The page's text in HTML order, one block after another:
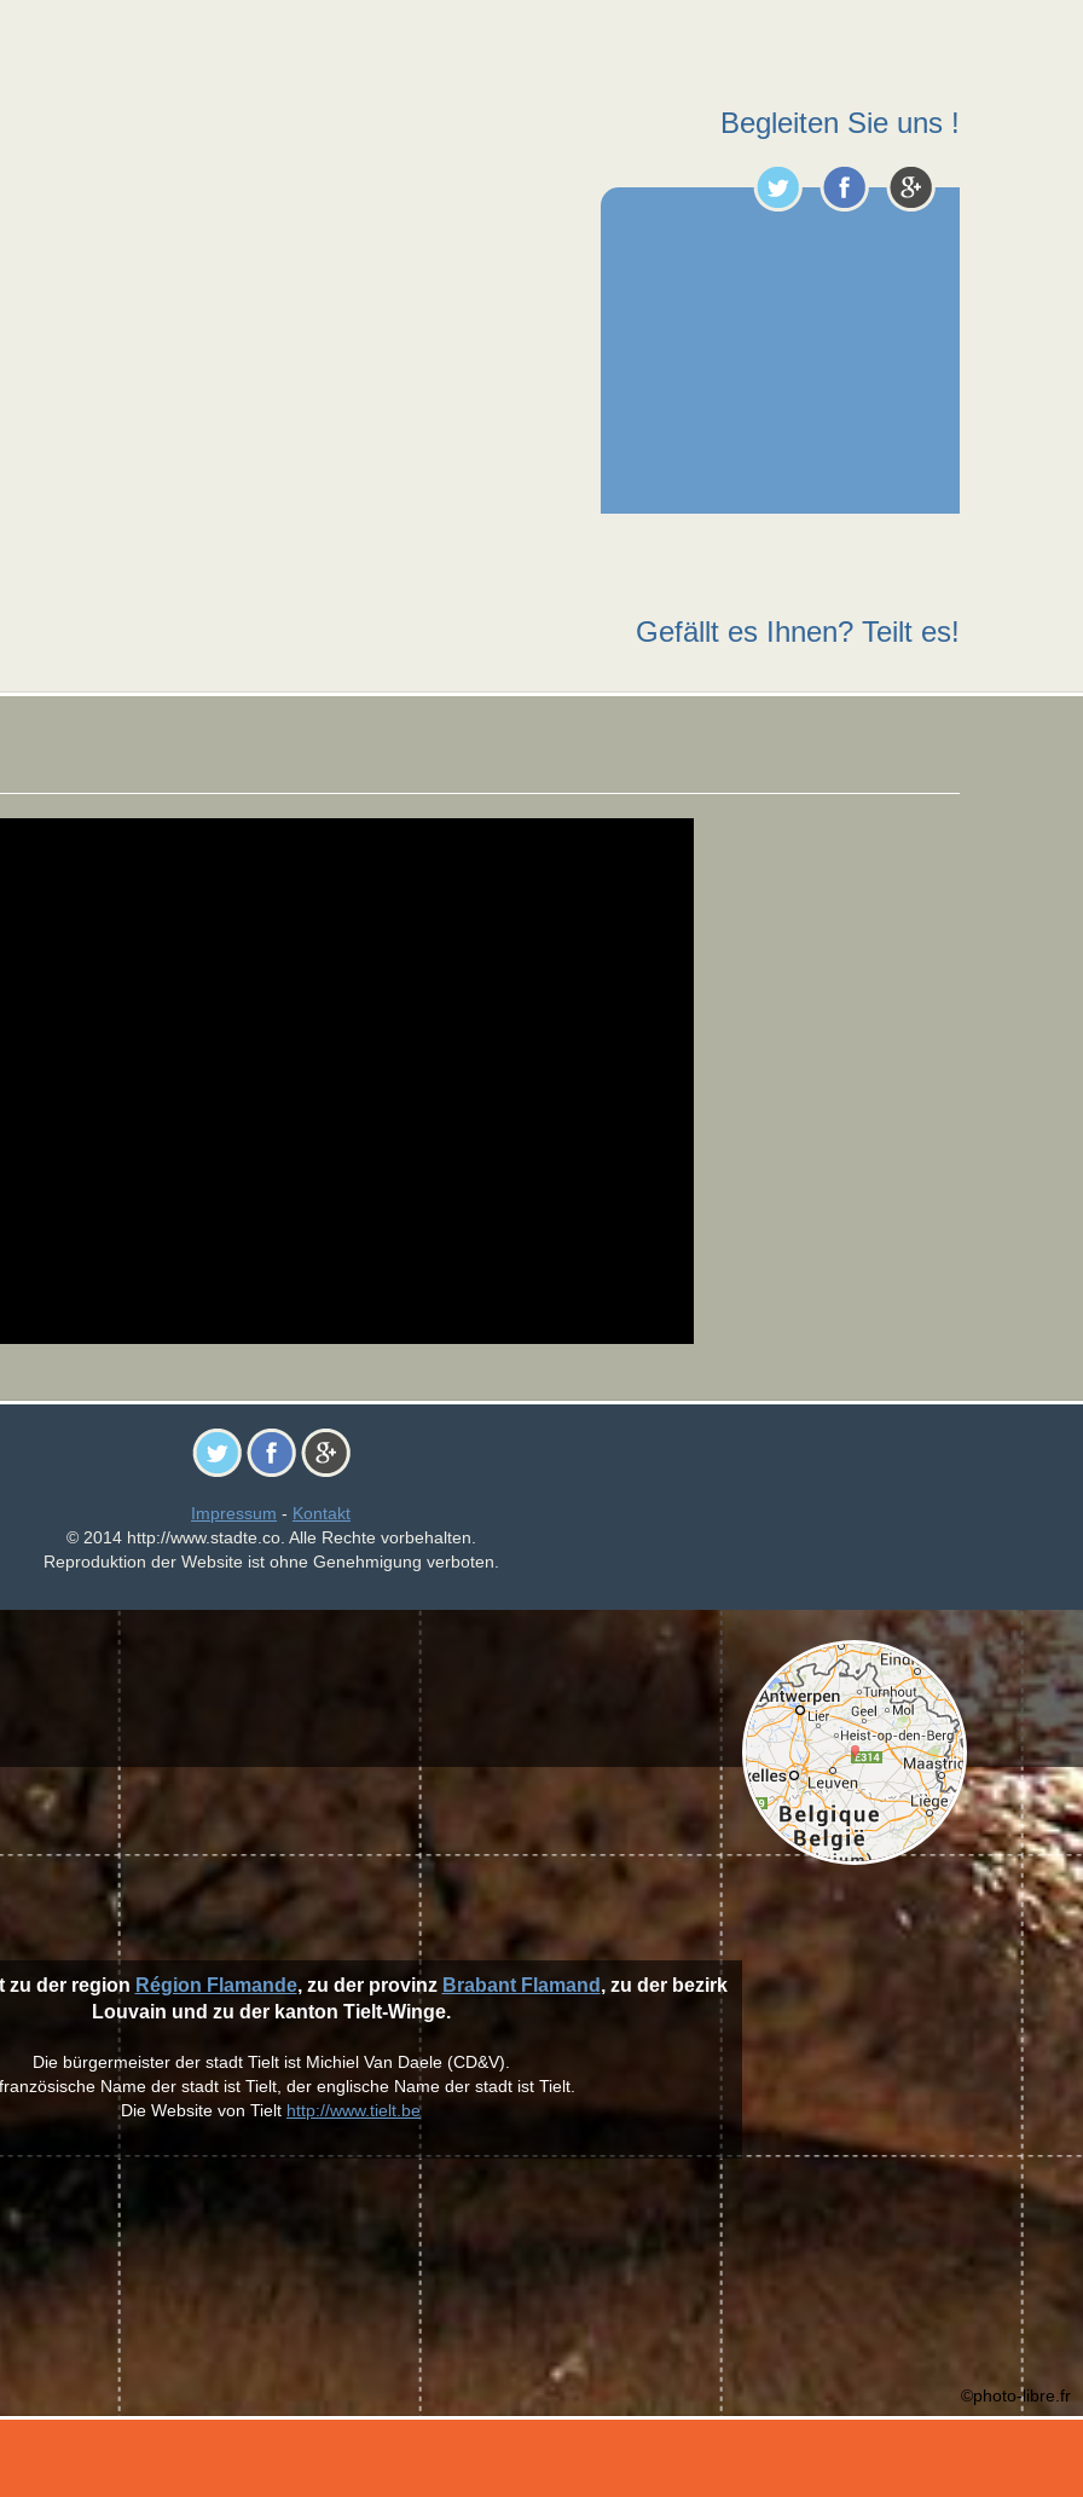
Begleiten Sie uns !
Gefällt es Ihnen? Teilt es!
Impressum - Kontakt
© 2014 http://www.stadte.co. Alle Rechte vorbehalten.
Reproduktion der Website ist ohne Genehmigung verboten.
zu der region Région Flamande, zu der provinz Brabant Flamand , zu der bezirk
Louvain und zu der kanton Tielt-Winge.
Die bürgermeister der stadt Tielt ist Michiel Van Daele (CD&V).
Name der stadt ist Tielt, der englische Name der stadt ist Tielt.
Die Website von Tielt http://www.tielt.be
©photo-libre.fr